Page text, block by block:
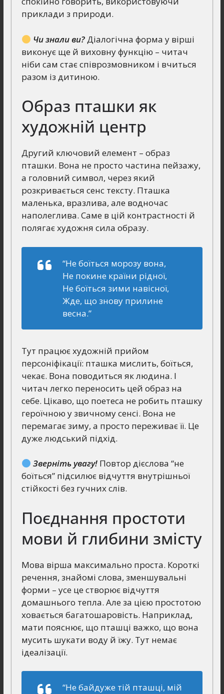
приклади з природи.
Чи знали ви?Діалогічна форма у вірші
виконує ще й виховну функцію – читач
ніби сам стає співрозмовником і вчиться
разом із дитиною.
Образ пташки як
художній центр
Другий ключовий елемент – образ
пташки. Вона не просто частина пейзажу,
а головний символ, через який
розкривається сенс тексту. Пташка
маленька, вразлива, але водночас
наполеглива. Саме в цій контрастності й
полягає художня сила образу.
“Не боїться морозу вона,
Не покине країни рідної,
Не боїться зими навісної,
Жде, що знову прилине
весна.”
Тут працює художній прийом
персоніфікації: пташка мислить, боїться,
чекає. Вона поводиться як людина. І
читач легко переносить цей образ на
себе. Цікаво, що поетеса не робить пташку
героїчною у звичному сенсі. Вона не
перемагає зиму, а просто переживає її. Це
дуже людський підхід.
Зверніть увагу! Повтор дієслова “не
боїться” підсилює відчуття внутрішньої
стійкості без гучних слів.
Поєднання простоти
мови й глибини змісту
Мова вірша максимально проста. Короткі
речення, знайомі слова, зменшувальні
форми – усе це створює відчуття
домашнього тепла. Але за цією простотою
ховається багатошаровість. Наприклад,
мати пояснює, що пташці важко, що вона
мусить шукати воду й їжу. Тут немає
ідеалізації.
“Не байдуже тій пташці, мій